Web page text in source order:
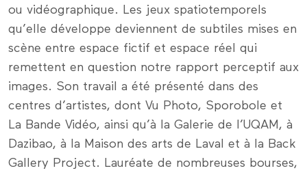
ou vidéographique. Les jeux spatiotemporels
qu’elle développe deviennent de subtiles mises en
scène entre espace fictif et espace réel qui
remettent en question notre rapport perceptif aux
images. Son travail a été présenté dans des
centres d’artistes, dont Vu Photo, Sporobole et
La Bande Vidéo, ainsi qu’à la Galerie de l’UQAM, à
Dazibao, à la Maison des arts de Laval et à la Back
Gallery Project. Lauréate de nombreuses bourses,